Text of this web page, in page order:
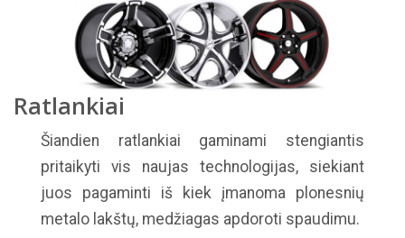
Ratlankiai
Šiandien ratlankiai gaminami stengiantis
pritaikyti vis naujas technologijas, siekiant
juos pagaminti iš kiek įmanoma plonesnių
metalo lakštų, medžiagas apdoroti spaudimu.